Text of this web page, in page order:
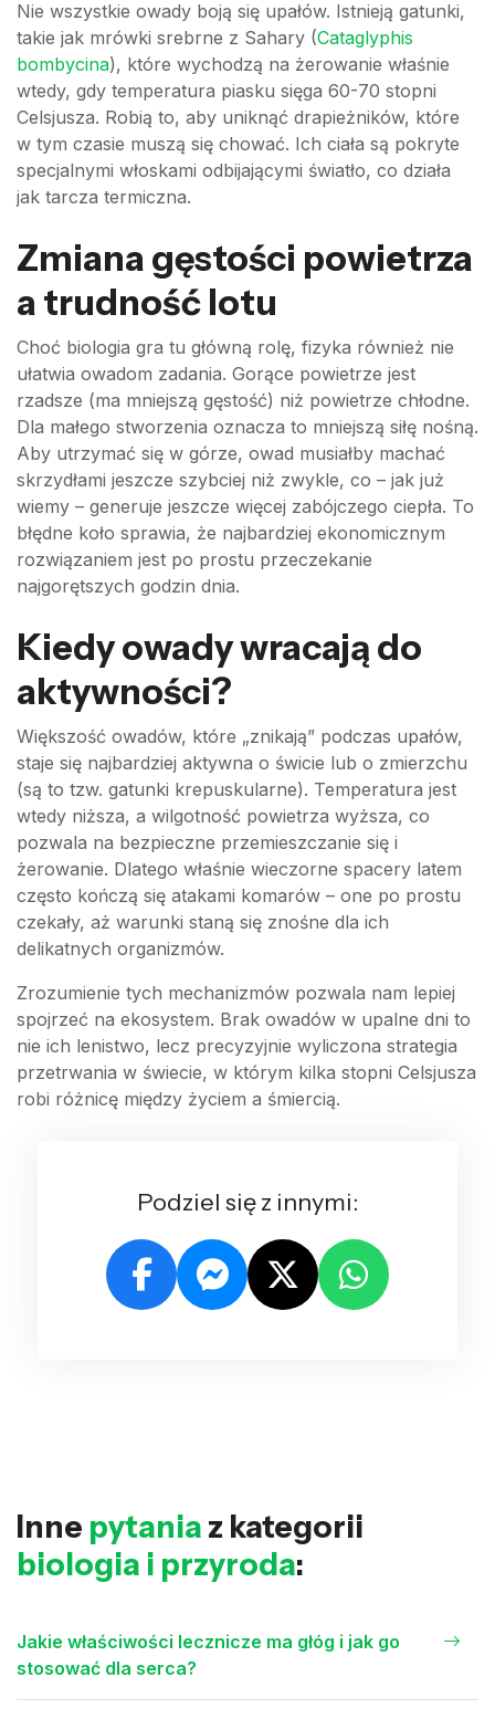
Nie wszystkie owady boją się upałów. Istnieją gatunki,
takie jak mrówki srebrne z Sahary (Cataglyphis
bombycina), które wychodzą na żerowanie właśnie
wtedy, gdy temperatura piasku sięga 60-70 stopni
Celsjusza. Robią to, aby uniknąć drapieżników, które
w tym czasie muszą się chować. Ich ciała są pokryte
specjalnymi włoskami odbijającymi światło, co działa
jak tarcza termiczna.
Zmiana gęstości powietrza
a trudność lotu
Choć biologia gra tu główną rolę, fizyka również nie
ułatwia owadom zadania. Gorące powietrze jest
rzadsze (ma mniejszą gęstość) niż powietrze chłodne.
Dla małego stworzenia oznacza to mniejszą siłę nośną.
Aby utrzymać się w górze, owad musiałby machać
skrzydłami jeszcze szybciej niż zwykle, co – jak już
wiemy – generuje jeszcze więcej zabójczego ciepła. To
błędne koło sprawia, że najbardziej ekonomicznym
rozwiązaniem jest po prostu przeczekanie
najgorętszych godzin dnia.
Kiedy owady wracają do
aktywności?
Większość owadów, które „znikają” podczas upałów,
staje się najbardziej aktywna o świcie lub o zmierzchu
(są to tzw. gatunki krepuskularne). Temperatura jest
wtedy niższa, a wilgotność powietrza wyższa, co
pozwala na bezpieczne przemieszczanie się i
żerowanie. Dlatego właśnie wieczorne spacery latem
często kończą się atakami komarów – one po prostu
czekały, aż warunki staną się znośne dla ich
delikatnych organizmów.
Zrozumienie tych mechanizmów pozwala nam lepiej
spojrzeć na ekosystem. Brak owadów w upalne dni to
nie ich lenistwo, lecz precyzyjnie wyliczona strategia
przetrwania w świecie, w którym kilka stopni Celsjusza
robi różnicę między życiem a śmiercią.
Podziel się z innymi:
Inne pytania z kategorii
biologia i przyroda:
Jakie właściwości lecznicze ma głóg i jak go
stosować dla serca?